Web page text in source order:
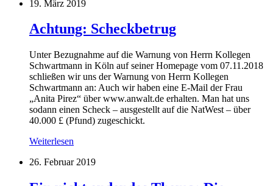
19. März 2019
Achtung: Scheckbetrug
Unter Bezugnahme auf die Warnung von Herrn Kollegen
Schwartmann in Köln auf seiner Homepage vom 07.11.2018
schließen wir uns der Warnung von Herrn Kollegen
Schwartmann an: Auch wir haben eine E-Mail der Frau
„Anita Pirez“ über www.anwalt.de erhalten. Man hat uns
sodann einen Scheck – ausgestellt auf die NatWest – über
40.000 £ (Pfund) zugeschickt.
Weiterlesen
26. Februar 2019